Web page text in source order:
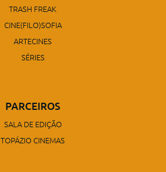
TRASH FREAK
CINE(FILO)SOFIA
ARTECINES
SÉRIES
PARCEIROS
SALA DE EDIÇÃO
TOPÁZIO CINEMAS